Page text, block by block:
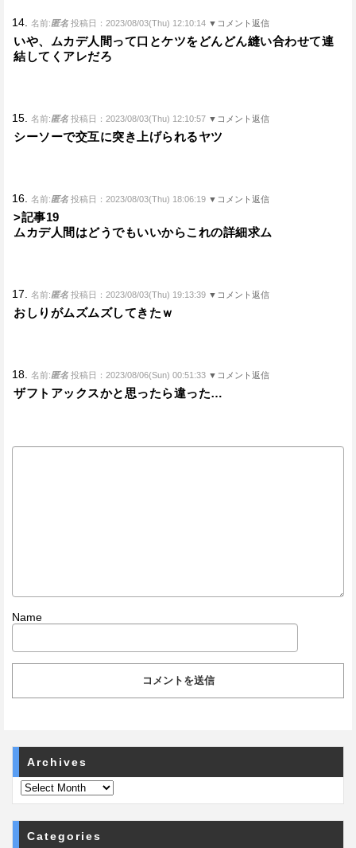
14. 名前:匿名 投稿日：2023/08/03(Thu) 12:10:14 ▼コメント返信
いや、ムカデ人間って口とケツをどんどん縫い合わせて連
結してくアレだろ
15. 名前:匿名 投稿日：2023/08/03(Thu) 12:10:57 ▼コメント返信
シーソーで交互に突き上げられるヤツ
16. 名前:匿名 投稿日：2023/08/03(Thu) 18:06:19 ▼コメント返信
>記事19
ムカデ人間はどうでもいいからこれの詳細求ム
17. 名前:匿名 投稿日：2023/08/03(Thu) 19:13:39 ▼コメント返信
おしりがムズムズしてきたｗ
18. 名前:匿名 投稿日：2023/08/06(Sun) 00:51:33 ▼コメント返信
ザフトアックスかと思ったら違った…
Name
Archives
Categories